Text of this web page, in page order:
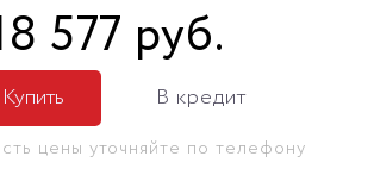
577 руб.
Купить В кредит
цены уточняйте по телефону